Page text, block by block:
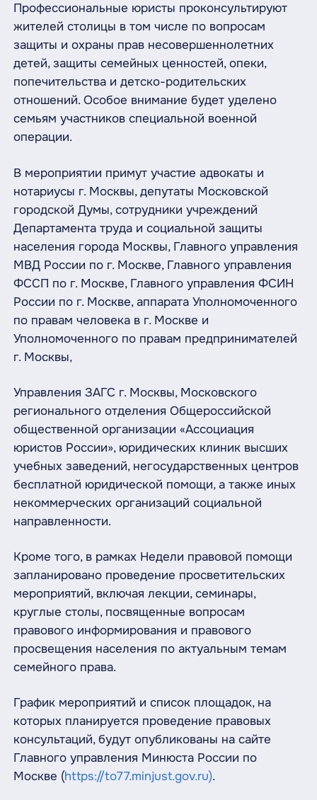
Профессиональные юристы проконсультируют
жителей столицы в том числе по вопросам
защиты и охраны прав несовершеннолетних
детей, защиты семейных ценностей, опеки,
попечительства и детско-родительских
отношений. Особое внимание будет уделено
семьям участников специальной военной
операции.
В мероприятии примут участие адвокаты и
нотариусы г. Москвы, депутаты Московской
городской Думы, сотрудники учреждений
Департамента труда и социальной защиты
населения города Москвы, Главного управления
МВД России по г. Москве, Главного управления
ФССП по г. Москве, Главного управления ФСИН
России по г. Москве, аппарата Уполномоченного
по правам человека в г. Москве и
Уполномоченного по правам предпринимателей
г. Москвы,
Управления ЗАГС г. Москвы, Московского
регионального отделения Общероссийской
общественной организации «Ассоциация
юристов России», юридических клиник высших
учебных заведений, негосударственных центров
бесплатной юридической помощи, а также иных
некоммерческих организаций социальной
направленности.
Кроме того, в рамках Недели правовой помощи
запланировано проведение просветительских
мероприятий, включая лекции, семинары,
круглые столы, посвященные вопросам
правового информирования и правового
просвещения населения по актуальным темам
семейного права.
График мероприятий и список площадок, на
которых планируется проведение правовых
консультаций, будут опубликованы на сайте
Главного управления Минюста России по
Москве (https://to77.minjust.gov.ru).